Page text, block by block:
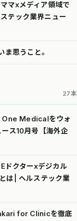
マxメディア領域で
テック業界ニュー
思うこと。
27本
One Medicalをウォ
ス10月号【海外企
ドクターxデジカル
は| ヘルステック業
for Clinicを徹底